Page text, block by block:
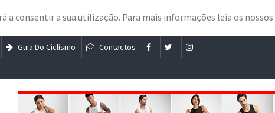
a consentir a sua utilização. Para mais informações leia os nossos
Guia Do Ciclismo Contactos